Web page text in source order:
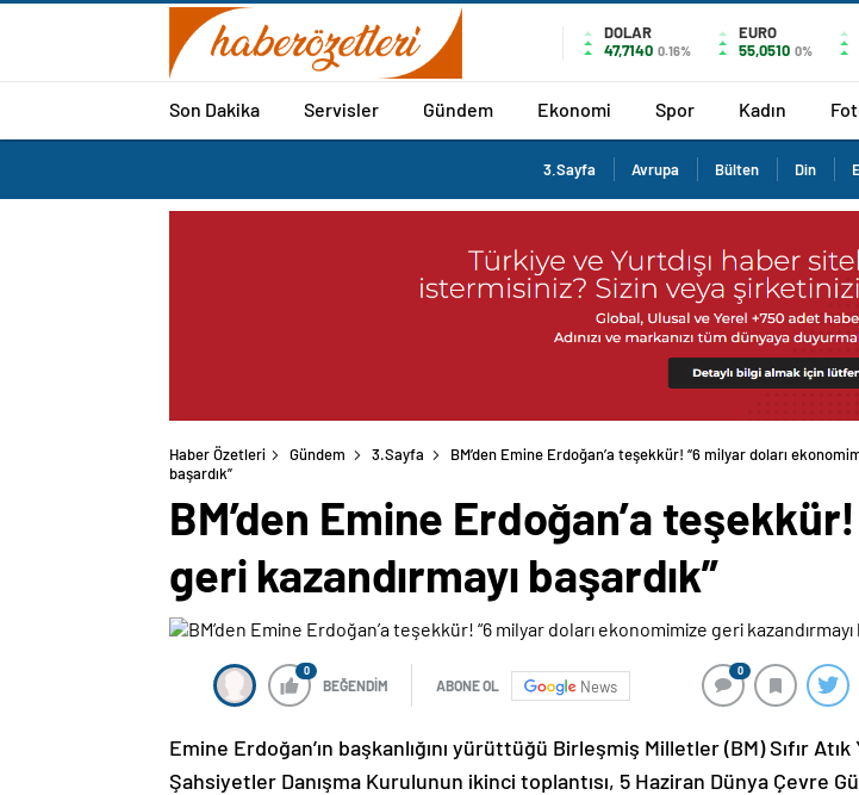
DOLAR
47,7140 0.16%
EURO
55,0510 0%
Son Dakika Servisler Gündem Ekonomi Spor Kadın
3.Sayfa Avrupa Bülten Din
Haber Özetleri Gündem 3.Sayfa
BM’den Emine Erdoğan’a teşekkür! “6 milyar doları
başardık”
BM’den Emine Erdoğan’a
geri kazandırmayı başardık”
0
BEĞENDİM ABONE OL News
0
Emine Erdoğan’ın başkanlığını yürüttüğü Birleşmiş Milletler (BM) Sıfır
Şahsiyetler Danışma Kurulunun ikinci toplantısı, 5 Haziran Dünya Çevre